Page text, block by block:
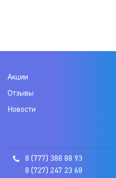
Акции
Отзывы
Новости
8 (777) 388 88 93
8 (727) 247 23 68